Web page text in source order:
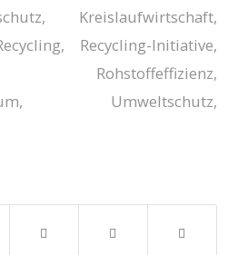
, Kreislaufwirtschaft,
, Recycling-Initiative,
Rohstoffeffizienz,
, Umweltschutz,